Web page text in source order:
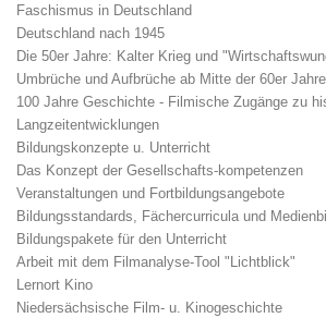
Faschismus in Deutschland
Deutschland nach 1945
Die 50er Jahre: Kalter Krieg und
Umbrüche und Aufbrüche ab Mitte der 60er Jahre
100 Jahre Geschichte - Filmische Zugänge zu
Langzeitentwicklungen
Bildungskonzepte u. Unterricht
Das Konzept der Gesellschafts-kompetenzen
Veranstaltungen und Fortbildungsangebote
Bildungsstandards, Fächercurricula und
Bildungspakete für den Unterricht
Arbeit mit dem Filmanalyse-Tool "Lichtblick"
Lernort Kino
Niedersächsische Film- u. Kinogeschichte